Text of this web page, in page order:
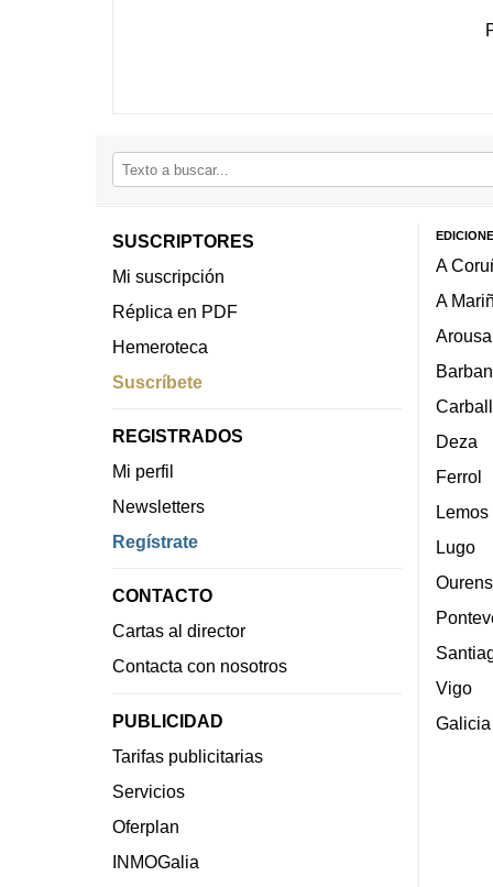
SUSCRIPTORES
Mi suscripción
Réplica en PDF
Hemeroteca
Suscríbete
REGISTRADOS
Mi perfil
Newsletters
Regístrate
CONTACTO
Cartas al director
Contacta con nosotros
PUBLICIDAD
Tarifas publicitarias
Servicios
Oferplan
INMOGalia
A
A
Arousa
Deza
Ferrol
Lemos
Lugo
Vigo